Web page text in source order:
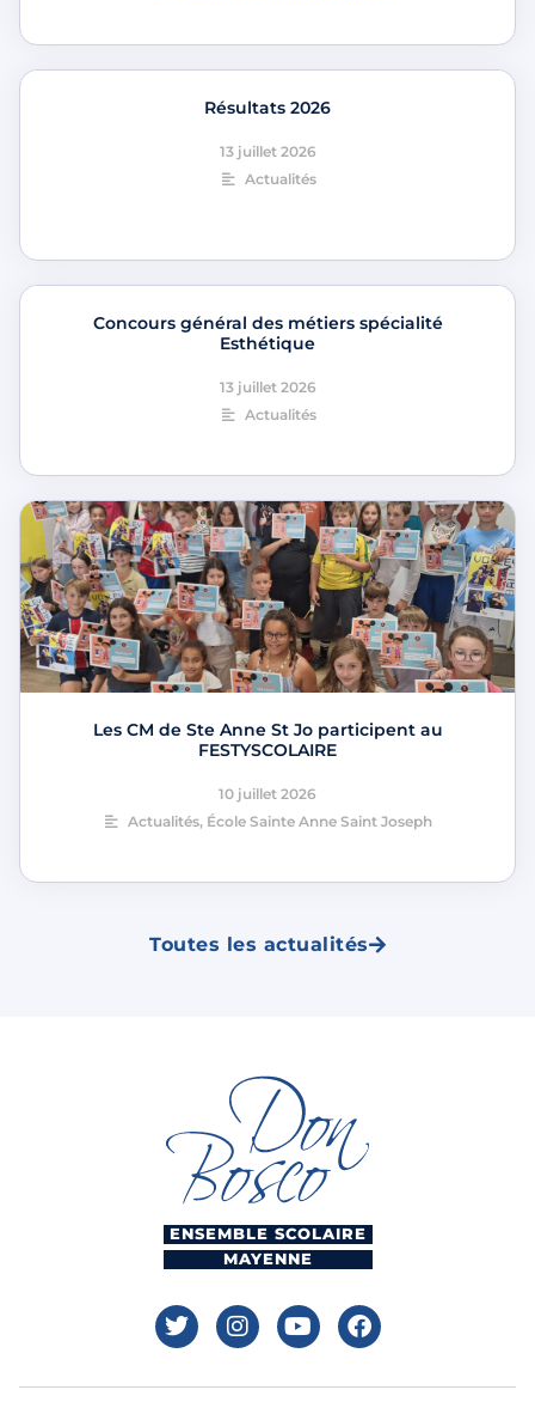
Résultats 2026
13 juillet 2026
Actualités
Concours général des métiers spécialité
Esthétique
13 juillet 2026
Actualités
Les CM de Ste Anne St Jo participent au
FESTYSCOLAIRE
10 juillet 2026
Actualités, École Sainte Anne Saint Joseph
Toutes les actualités
ENSEMBLE SCOLAIRE
MAYENNE